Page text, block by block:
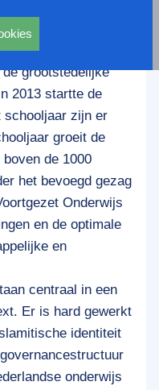
Islamitische
HAVO en VWO
in een
grootstedelijke
2013 startte de
schooljaar zijn er
groeit de
de 1000
het bevoegd gezag
Onderwijs
en de optimale
en
centraal in een
Er is hard gewerkt
identiteit
onderwijs
advertentie